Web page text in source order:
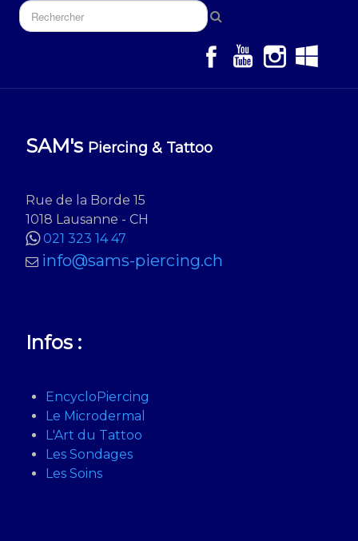
SAM's Piercing & Tattoo
Rue de la Borde 15
1018 Lausanne - CH
021 323 14 47
info@sams-piercing.ch
Infos :
EncycloPiercing
Le Microdermal
L'Art du Tattoo
Les Sondages
Les Soins